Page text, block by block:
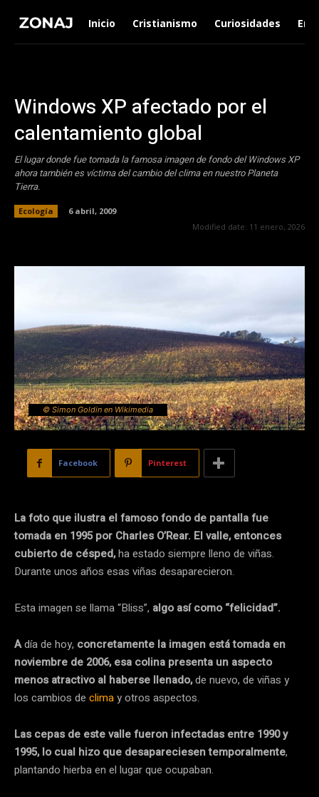
Inicio Cristianismo Curiosidades
Windows XP afectado por el
calentamiento global
El lugar donde fue tomada la famosa imagen de fondo del Windows XP
ahora también es víctima del cambio del clima en nuestro Planeta
Tierra.
Ecología
6 abril, 2009
Modified date: 11 enero, 2026
© Simon Goldin en Wikimedia
Facebook Pinterest
La foto que ilustra el famoso fondo de pantalla fue
tomada en 1995 por Charles O’Rear. El valle, entonces
cubierto de césped,ha estado siempre lleno de viñas.
Durante unos años esas viñas desaparecieron.
Esta imagen se llama “Bliss”, algo así como “felicidad”.
Adía de hoy, concretamente la imagen está tomada en
noviembre de 2006, esa colina presenta un aspecto
menos atractivo al haberse llenado,de nuevo, de viñas y
los cambios de climay otros aspectos.
Las cepas de este valle fueron infectadas entre 1990 y
1995, lo cual hizo que desapareciesen temporalmente,
plantando hierba en el lugar que ocupaban.